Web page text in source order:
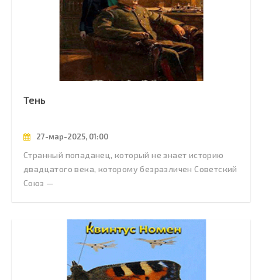
Тень
27-мар-2025, 01:00
Странный попаданец, который не знает историю
двадцатого века, которому безразличен Советский
Союз —